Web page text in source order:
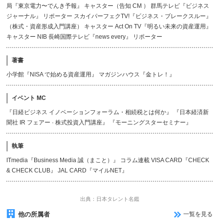
局『東京電力〜でんき予報』 キャスター（告知 CM ） 群馬テレビ『ビジネス
ジャーナル』 リポーター スカイパーフェクTV!『ビジネス・ブレークスルー』
（株式・資産形成入門講座） キャスター Act On TV『明るい未来の資産運用』
キャスター NIB 長崎国際テレビ『news every』 リポーター
著書
小学館『NISA で始める資産運用』 マガジンハウス『金トレ！』
イベント MC
『日経ビジネス イノベーションフォーラム・相続税とは何か』 『日本経済新
聞社 IR フェアー · 株式投資入門講座』 『モーニングスターセミナー』
執筆
ITmedia『Business Media 誠（まこと）』 コラム連載 VISA CARD『CHECK
& CHECK CLUB』 JAL CARD『マイルNET』
出典：日本タレント名鑑
他の所属者 一覧を見る